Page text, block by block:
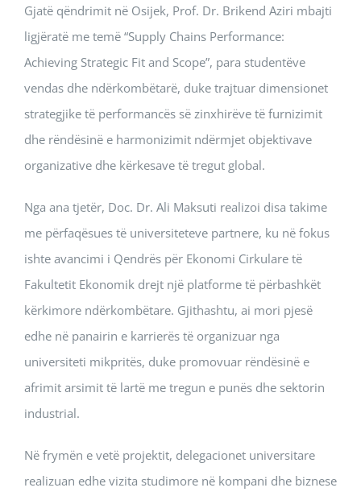
Gjatë qëndrimit në Osijek, Prof. Dr. Brikend Aziri mbajti
ligjëratë me temë “Supply Chains Performance:
Achieving Strategic Fit and Scope”, para studentëve
vendas dhe ndërkombëtarë, duke trajtuar dimensionet
strategjike të performancës së zinxhirëve të furnizimit
dhe rëndësinë e harmonizimit ndërmjet objektivave
organizative dhe kërkesave të tregut global.
Nga ana tjetër, Doc. Dr. Ali Maksuti realizoi disa takime
me përfaqësues të universiteteve partnere, ku në fokus
ishte avancimi i Qendrës për Ekonomi Cirkulare të
Fakultetit Ekonomik drejt një platforme të përbashkët
kërkimore ndërkombëtare. Gjithashtu, ai mori pjesë
edhe në panairin e karrierës të organizuar nga
universiteti mikpritës, duke promovuar rëndësinë e
afrimit arsimit të lartë me tregun e punës dhe sektorin
industrial.
Në frymën e vetë projektit, delegacionet universitare
realizuan edhe vizita studimore në kompani dhe biznese